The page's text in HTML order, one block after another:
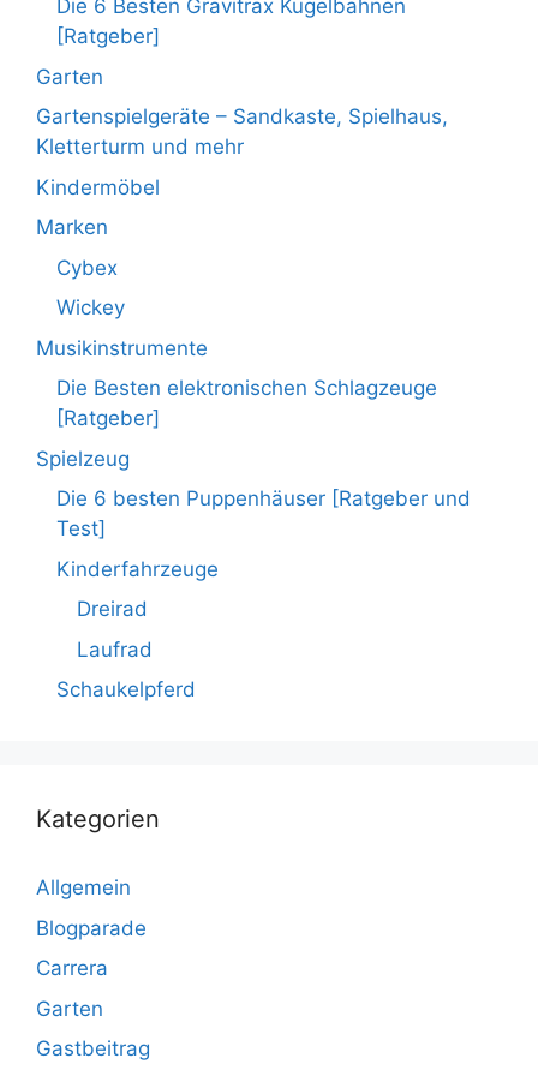
Die 6 Besten Gravitrax Kugelbahnen
[Ratgeber]
Garten
Gartenspielgeräte – Sandkaste, Spielhaus,
Kletterturm und mehr
Kindermöbel
Marken
Cybex
Wickey
Musikinstrumente
Die Besten elektronischen Schlagzeuge
[Ratgeber]
Spielzeug
Die 6 besten Puppenhäuser [Ratgeber und
Test]
Kinderfahrzeuge
Dreirad
Laufrad
Schaukelpferd
Kategorien
Allgemein
Blogparade
Carrera
Garten
Gastbeitrag